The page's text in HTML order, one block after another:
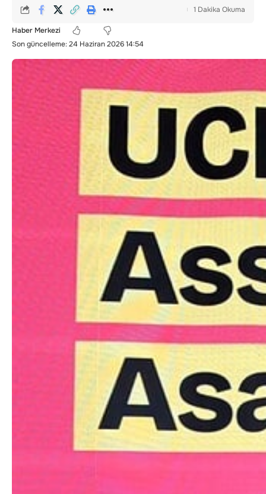
Son güncelleme: 24 Haziran 2026 14:54
Haber Merkezi
1 Dakika Okuma